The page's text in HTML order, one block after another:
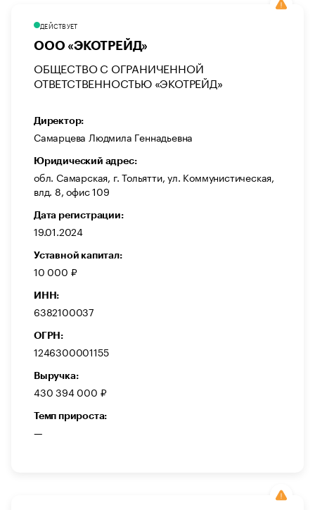
ДЕЙСТВУЕТ
ООО «ЭКОТРЕЙД»
ОБЩЕСТВО С ОГРАНИЧЕННОЙ
ОТВЕТСТВЕННОСТЬЮ «ЭКОТРЕЙД»
Директор:
Самарцева Людмила Геннадьевна
Юридический адрес:
обл. Самарская, г. Тольятти, ул. Коммунистическая,
влд. 8, офис 109
Дата регистрации:
19.01.2024
Уставной капитал:
10 000 ₽
ИНН:
6382100037
ОГРН:
1246300001155
Выручка:
430 394 000 ₽
Темп прироста:
—